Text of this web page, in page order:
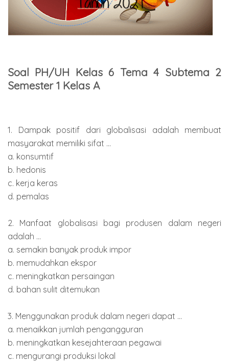
Soal PH/UH Kelas 6 Tema 4 Subtema 2
Semester 1 Kelas A
1. Dampak positif dari globalisasi adalah membuat
masyarakat memiliki sifat ...
a. konsumtif
b. hedonis
c. kerja keras
d. pemalas
2. Manfaat globalisasi bagi produsen dalam negeri
adalah ...
a. semakin banyak produk impor
b. memudahkan ekspor
c. meningkatkan persaingan
d. bahan sulit ditemukan
3. Menggunakan produk dalam negeri dapat ...
a. menaikkan jumlah pengangguran
b. meningkatkan kesejahteraan pegawai
c. mengurangi produksi lokal